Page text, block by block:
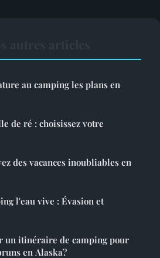
au camping les plans en
de ré : choisissez votre
des vacances inoubliables en
l'eau vive : Évasion et
un itinéraire de camping pour
en Alaska?